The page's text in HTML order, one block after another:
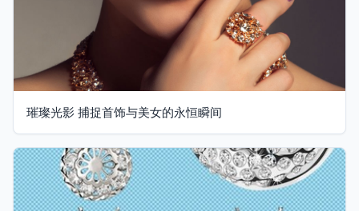
璀璨光影 捕捉首饰与美女的永恒瞬间